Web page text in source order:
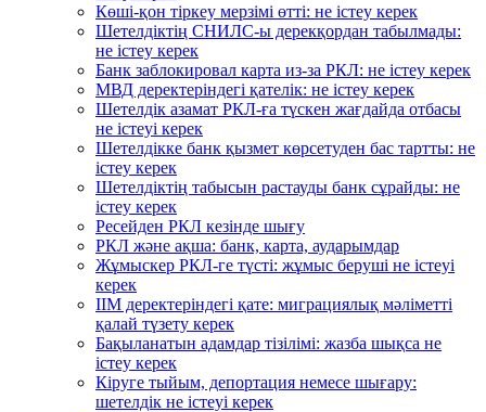
Көші-қон тіркеу мерзімі өтті: не істеу керек
Шетелдіктің СНИЛС-ы дерекқордан табылмады:
не істеу керек
Банк заблокировал карта из-за РКЛ: не істеу керек
МВД деректеріндегі қателік: не істеу керек
Шетелдік азамат РКЛ-ға түскен жағдайда отбасы
не істеуі керек
Шетелдікке банк қызмет көрсетуден бас тартты: не
істеу керек
Шетелдіктің табысын растауды банк сұрайды: не
істеу керек
Ресейден РКЛ кезінде шығу
РКЛ және ақша: банк, карта, аударымдар
Жұмыскер РКЛ-ге түсті: жұмыс беруші не істеуі
керек
ІІМ деректеріндегі қате: миграциялық мәліметті
қалай түзету керек
Бақыланатын адамдар тізілімі: жазба шықса не
істеу керек
Кіруге тыйым, депортация немесе шығару:
шетелдік не істеуі керек